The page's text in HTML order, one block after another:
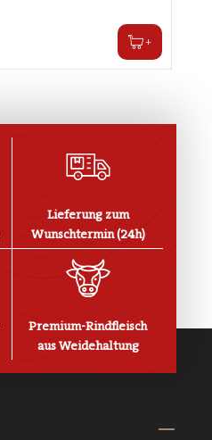
Lieferung zum
Wunschtermin (24h)
Premium-Rindfleisch
aus Weidehaltung